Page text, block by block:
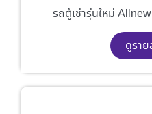
รถตู้เช่ารุ่นใหม่
ดูราย